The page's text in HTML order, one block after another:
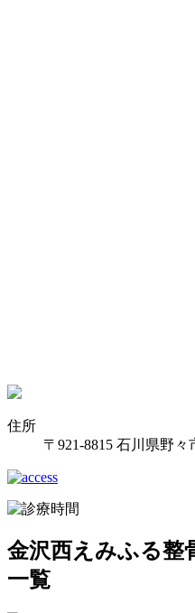
住所
〒921-8815 石川県野
金沢西えみふる
一覧